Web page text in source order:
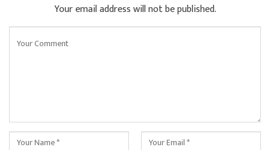
Your email address will not be published.